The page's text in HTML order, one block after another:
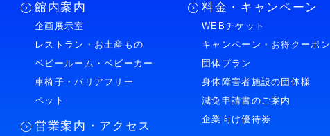
館内案内
企画展示室
レストラン・お土産もの
ベビールーム・ベビーカー
車椅子・バリアフリー
ペット
営業案内・アクセス
料金・キャンペーン
WEBチケット
キャンペーン・お得クーポン
団体プラン
身体障害者施設の団体様
減免申請書のご案内
企業向け優待券